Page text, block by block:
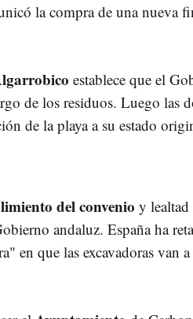
la compra de una nueva
establece que el
de los residuos. Luego las
de la playa a su estado
del convenio y lealtad
andaluz. España ha
en que las excavadoras van